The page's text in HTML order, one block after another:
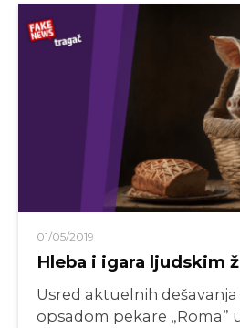
01/05/2019
Hleba i igara ljudskim
Usred aktuelnih dešavanja
opsadom pekare „Roma”